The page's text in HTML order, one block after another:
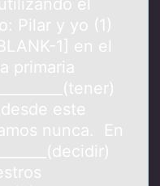
Pilar y yo (1)
1] en el
primaria
este
nunca. En